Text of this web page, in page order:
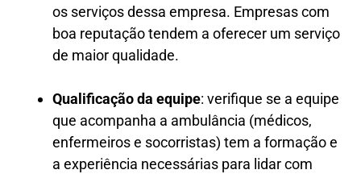
os serviços dessa empresa. Empresas com
boa reputação tendem a oferecer um serviço
de maior qualidade.
Qualificação da equipe: verifique se a equipe
que acompanha a ambulância (médicos,
enfermeiros e socorristas) tem a formação e
a experiência necessárias para lidar com